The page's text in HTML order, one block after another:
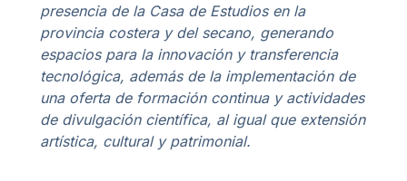
presencia de la Casa de Estudios en la
provincia costera y del secano, generando
espacios para la innovación y transferencia
tecnológica, además de la implementación de
una oferta de formación continua y actividades
de divulgación científica, al igual que extensión
artística, cultural y patrimonial.